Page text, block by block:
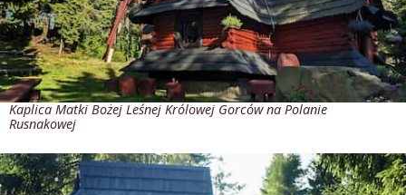
Kaplica Matki Bożej Leśnej Królowej Gorców na Polanie
Rusnakowej